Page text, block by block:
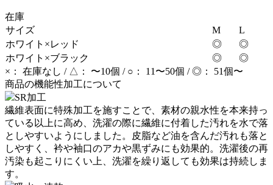
在庫
サイズ
M
L
ホワイト×レッド
◎
◎
ホワイト×ブラック
◎
◎
×： 在庫なし / △： 〜10個 / ○： 11〜50個 / ◎： 51個〜
商品の機能性加工について
SR加工
繊維表面に特殊加工を施すことで、素材の親水性を本来持っ
ている以上に高め、洗濯の際に繊維に付着した汚れを水で落
としやすいようにしました。皮脂など油を含んだ汚れも落と
しやすく、衿や袖口のアカや黒ずみにも効果的。洗濯後の再
汚染も起こりにくい上、洗濯を繰り返しても効果は持続しま
す。